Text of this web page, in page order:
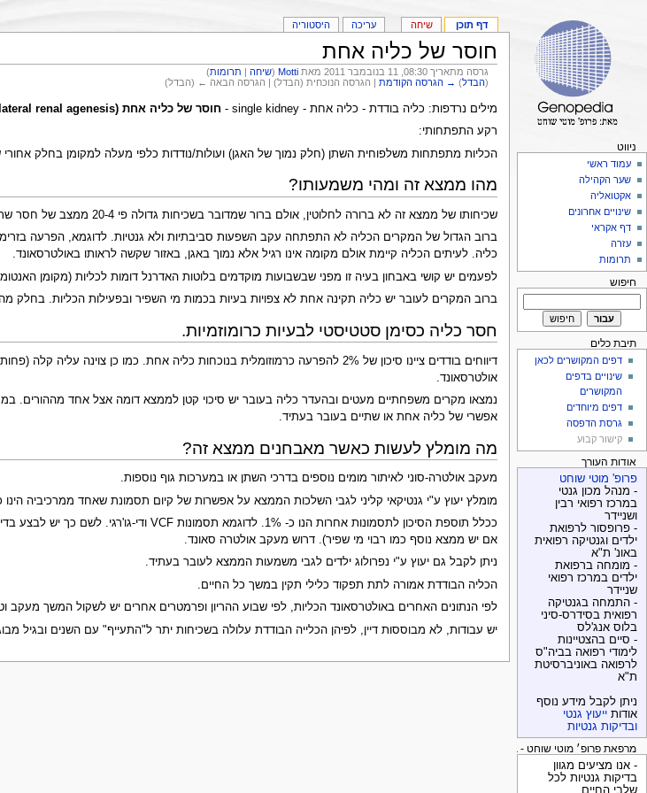
חוסר של כליה אחת
גרסה מתאריך 08:30, 11 בנובמבר 2011 מאת Motti
(שיחה | תרומות)
(הבדל) → הגרסה הקודמת | הגרסה הנוכחית (הבדל) | הגרסה הבאה ← (הבדל)
מילים נרדפות: כליה בודדת - כליה אחת - single kidney -
חוסר של כליה אחת (unilateral renal agenesis)
רקע התפתחותי:
הכליות מתפתחות משלפוחית השתן (חלק נמוך של האגן) ועולות/נודדות כלפי מעלה למקומן בחלק
מהו ממצא זה ומהי משמעותו?
שכיחותו של ממצא זה לא ברורה לחלוטין, אולם ברור שמדובר בשכיחות גדולה פי 20-4 ממצב של חסר שתי הכליות.
ברוב הגדול של המקרים הכליה לא התפתחה עקב השפעות סביבתיות ולא גנטיות. לדוגמא, הפרעה
כליה. לעיתים הכליה קיימת אולם מקומה אינו רגיל אלא נמוך באגן, באזור שקשה לראותו באולטרסאונד.
לפעמים יש קושי באבחון בעיה זו מפני שבשבועות מוקדמים בלוטות האדרנל דומות לכליות (מקומן
ברוב המקרים לעובר יש כליה תקינה אחת לא צפויות בעיות בכמות מי השפיר ובפעילות הכליות. בחלק
חסר כליה כסימן סטטיסטי לבעיות כרומוזמיות.
אולטרסאונד.
אפשרי של כליה אחת או שתיים בעובר בעתיד.
מה מומלץ לעשות כאשר מאבחנים ממצא זה?
מעקב אולטרה-סוני לאיתור מומים נוספים בדרכי השתן או במערכות גוף נוספות.
מומלץ יעוץ ע"י גנטיקאי קליני לגבי השלכות הממצא על אפשרות של קיום תסמונת שאחד ממרכיביה
אם יש ממצא נוסף כמו רבוי מי שפיר). דרוש מעקב אולטרה סאונד.
ניתן לקבל גם יעוץ ע"י נפרולוג ילדים לגבי משמעות הממצא לעובר בעתיד.
הכליה הבודדת אמורה לתת תפקוד כלילי תקין במשך כל החיים.
לפי הנתונים האחרים באולטרסאונד הכליות, לפי שבוע ההריון ופרמטרים אחרים יש לשקול המשך מעקב
יש עבודות, לא מבוססות דיין, לפיהן הכלייה הבודדת עלולה בשכיחות יתר ל"התעייף" עם השנים ובגיל
דף תוכן שיחה עריכה היסטוריה
ניווט
עמוד ראשי
שער הקהילה
אקטואליה
שינויים אחרונים
דף אקראי
עזרה
תרומות
חיפוש
תיבת כלים
דפים המקושרים לכאן
שינויים בדפים
המקושרים
דפים מיוחדים
גרסת הדפסה
קישור קבוע
אודות העורך
פרופ' מוטי שוחט
- מנהל מכון גנטי
במרכז רפואי רבין
ושניידר
- פרופסור לרפואת
ילדים וגנטיקה רפואית
באונ' ת"א
- מומחה ברפואת
ילדים במרכז רפואי
שניידר
- התמחה בגנטיקה
רפואית בסידרס-סיני
בלוס אנג'לס
- סיים בהצטיינות
לימודי רפואה בביה"ס
לרפואה באוניברסיטת
ת"א
ניתן לקבל מידע נוסף
אודות ייעוץ גנטי
ובדיקות גנטיות
מרפאת פרופ׳ מוטי שוחט - בדיקות גנטיות
- אנו מציעים מגוון
בדיקות גנטיות לכל